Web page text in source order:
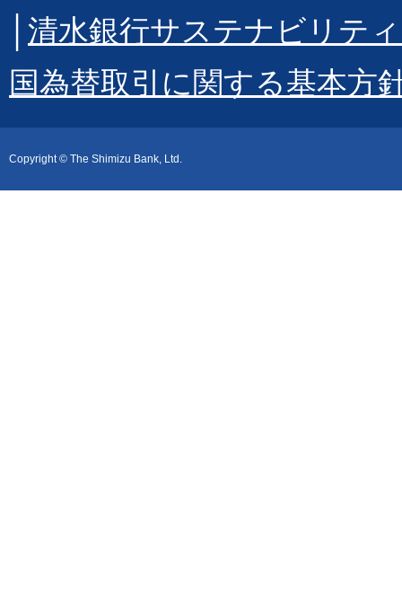
清水銀行サステナビリテ
国為替取引に関する基本方
Copyright © The Shimizu Bank, Ltd.